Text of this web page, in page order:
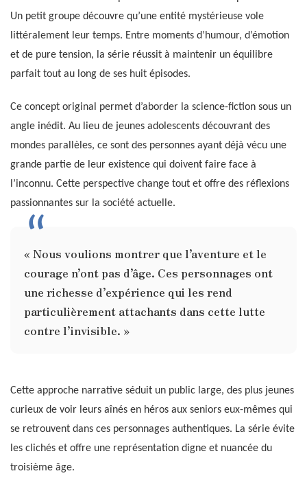
Un petit groupe découvre qu’une entité mystérieuse vole
littéralement leur temps. Entre moments d’humour, d’émotion
et de pure tension, la série réussit à maintenir un équilibre
parfait tout au long de ses huit épisodes.
Ce concept original permet d’aborder la science-fiction sous un
angle inédit. Au lieu de jeunes adolescents découvrant des
mondes parallèles, ce sont des personnes ayant déjà vécu une
grande partie de leur existence qui doivent faire face à
l’inconnu. Cette perspective change tout et offre des réflexions
passionnantes sur la société actuelle.
« Nous voulions montrer que l’aventure et le
courage n’ont pas d’âge. Ces personnages ont
une richesse d’expérience qui les rend
particulièrement attachants dans cette lutte
contre l’invisible. »
Cette approche narrative séduit un public large, des plus jeunes
curieux de voir leurs aînés en héros aux seniors eux-mêmes qui
se retrouvent dans ces personnages authentiques. La série évite
les clichés et offre une représentation digne et nuancée du
troisième âge.